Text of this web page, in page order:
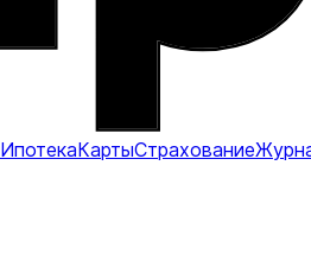
ИпотекаКартыСтрахование